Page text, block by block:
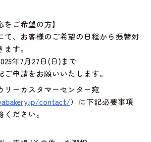
をご希望の方】
て、お客様のご希望の日程から振替対
す。
年7月27日(日)まで
申請をお願いいたします。
ーカスタマーセンター宛
contact/）に下記必要事項
ださい。